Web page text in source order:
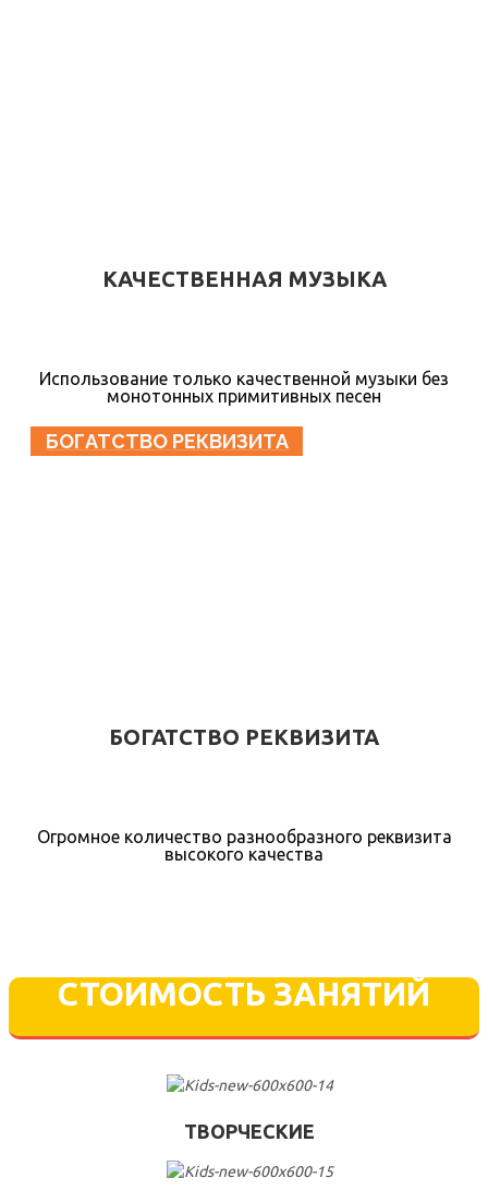
КАЧЕСТВЕННАЯ МУЗЫКА
Использование только качественной музыки без
монотонных примитивных песен
БОГАТСТВО РЕКВИЗИТА
БОГАТСТВО РЕКВИЗИТА
Огромное количество разнообразного реквизита
высокого качества
СТОИМОСТЬ ЗАНЯТИЙ
ТВОРЧЕСКИЕ